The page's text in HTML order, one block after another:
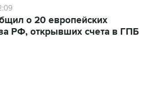
РФ, открывших счета в ГПБ